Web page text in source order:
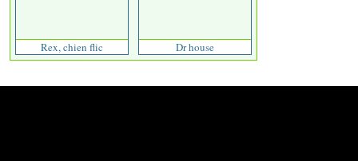
Rex, chien flic Dr house